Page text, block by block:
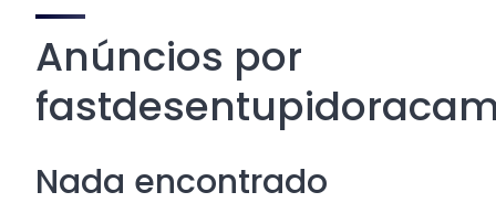
Anúncios por
Nada encontrado